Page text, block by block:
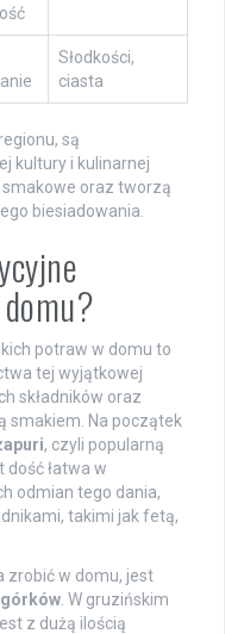
Słodkości,
ciasta
są
kultury i kulinarnej
oraz tworzą
biesiadowania.
potraw w domu to
tej wyjątkowej
składników oraz
smakiem. Na początek
, czyli popularną
dość łatwa w
odmian tego dania,
takimi jak fetą,
zrobić w domu, jest
. W gruzińskim
z dużą ilością